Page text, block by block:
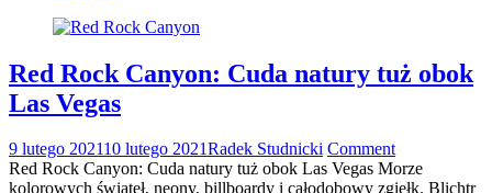
Red Rock Canyon: Cuda natury tuż obok
Las Vegas
9 lutego 202110 lutego 2021Radek Studnicki Comment
Red Rock Canyon: Cuda natury tuż obok Las Vegas Morze
kolorowych świateł, neony, billboardy i całodobowy zgiełk. Blichtr